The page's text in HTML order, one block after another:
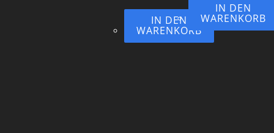
IN DEN
WARENKORB
IN DEN
WARENKORB